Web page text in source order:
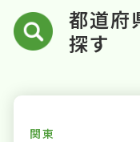
都道府
探す
関東